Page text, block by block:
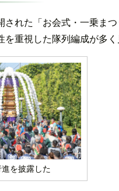
れた「お会式・一乗まつ
重視した隊列編成が多く
を披露した